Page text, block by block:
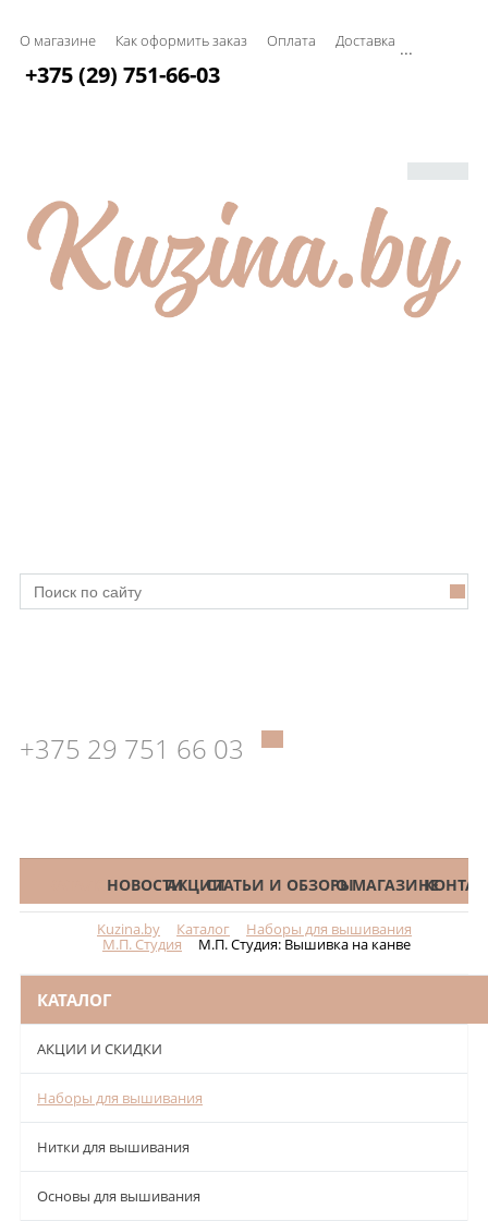
О магазине Как оформить заказ Оплата Доставка ...
+375 (29) 751-66-03
+375 29 751 66 03
КАТАЛОГНОВОСТИАКЦИИСТАТЬИ И ОБЗОРЫО МАГАЗИНЕ
Kuzina.by Каталог Наборы для вышивания
М.П. Студия М.П. Студия: Вышивка на канве
КАТАЛОГ
АКЦИИ И СКИДКИ
Наборы для вышивания
Нитки для вышивания
Основы для вышивания